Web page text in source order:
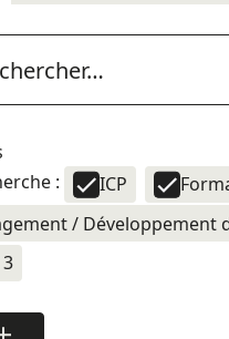
:
ICP
/ Développement